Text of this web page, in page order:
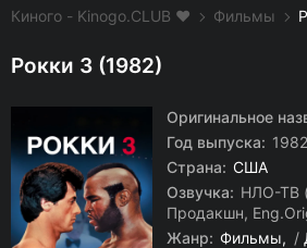
Киного - Kinogo.CLUB ❤️ Фильмы
Рокки 3 (1982)
Оригинальное
Год выпуска: 1982
Страна: США
Озвучка: НЛО-ТВ
Продакшн,
Жанр: Фильмы /